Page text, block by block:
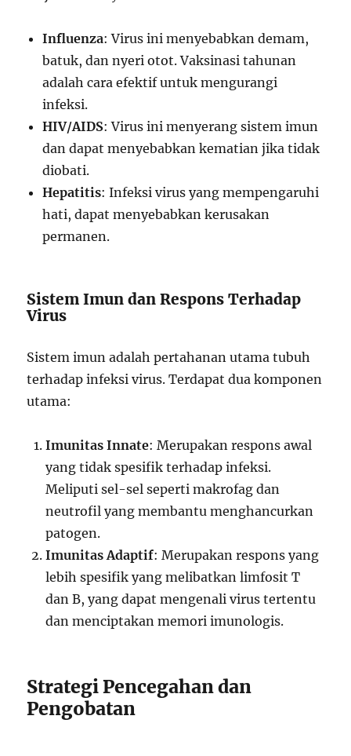
Influenza: Virus ini menyebabkan demam,
batuk, dan nyeri otot. Vaksinasi tahunan
adalah cara efektif untuk mengurangi
infeksi.
HIV/AIDS: Virus ini menyerang sistem imun
dan dapat menyebabkan kematian jika tidak
diobati.
Hepatitis: Infeksi virus yang mempengaruhi
hati, dapat menyebabkan kerusakan
permanen.
Sistem Imun dan Respons Terhadap
Virus
Sistem imun adalah pertahanan utama tubuh
terhadap infeksi virus. Terdapat dua komponen
utama:
Imunitas Innate: Merupakan respons awal
yang tidak spesifik terhadap infeksi.
Meliputi sel-sel seperti makrofag dan
neutrofil yang membantu menghancurkan
patogen.
Imunitas Adaptif: Merupakan respons yang
lebih spesifik yang melibatkan limfosit T
dan B, yang dapat mengenali virus tertentu
dan menciptakan memori imunologis.
Strategi Pencegahan dan
Pengobatan